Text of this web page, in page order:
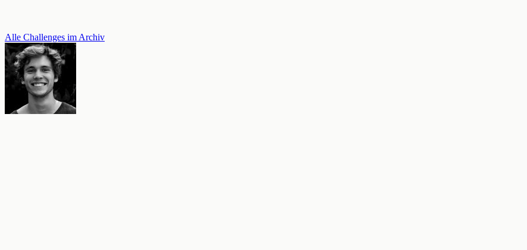
Alle Challenges im Archiv